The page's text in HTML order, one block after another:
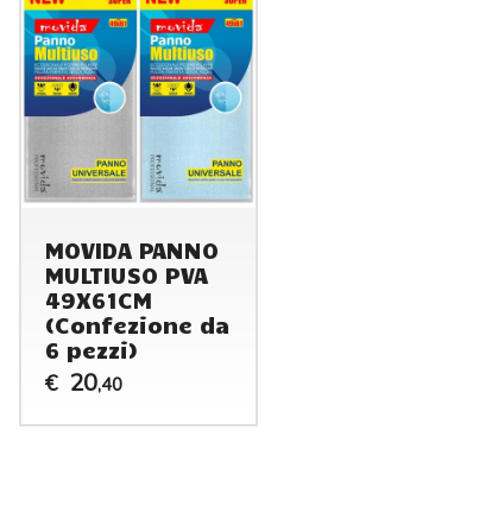
MOVIDA PANNO
MULTIUSO PVA
49X61CM
(Confezione da
6 pezzi)
€ 20,40